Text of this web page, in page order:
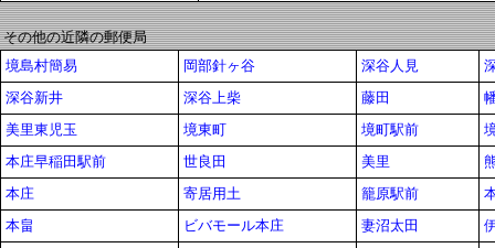
その他の近隣の郵便局
境島村簡易
岡部針ヶ谷 深谷人見
深谷新井
深谷上柴 藤田
美里東児玉
境東町 境町駅前
本庄早稲田駅前
世良田 美里
本庄
寄居用土 籠原駅前
本畠
ビバモール本庄 妻沼太田